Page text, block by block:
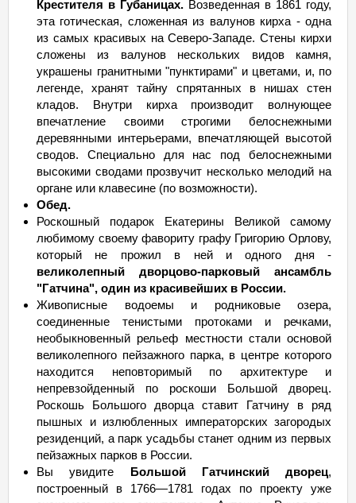
Крестителя в Губаницах. Возведенная в 1861 году,
эта готическая, сложенная из валунов кирха - одна
из самых красивых на Северо-Западе. Стены кирхи
сложены из валунов нескольких видов камня,
украшены гранитными "пунктирами" и цветами, и, по
легенде, хранят тайну спрятанных в нишах стен
кладов. Внутри кирха производит волнующее
впечатление своими строгими белоснежными
деревянными интерьерами, впечатляющей высотой
сводов. Специально для нас под белоснежными
высокими сводами прозвучит несколько мелодий на
органе или клавесине (по возможности).
Обед.
Роскошный подарок Екатерины Великой самому
любимому своему фавориту графу Григорию Орлову,
который не прожил в ней и одного дня -
великолепный дворцово-парковый ансамбль
"Гатчина", один из красивейших в России.
Живописные водоемы и родниковые озера,
соединенные тенистыми протоками и речками,
необыкновенный рельеф местности стали основой
великолепного пейзажного парка, в центре которого
находится неповторимый по архитектуре и
непревзойденный по роскоши Большой дворец.
Роскошь Большого дворца ставит Гатчину в ряд
пышных и излюбленных императорских загородых
резиденций, а парк усадьбы станет одним из первых
пейзажных парков в России.
Вы увидите Большой Гатчинский дворец,
построенный в 1766—1781 годах по проекту уже